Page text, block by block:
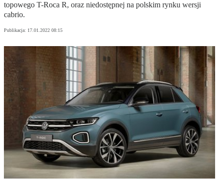
topowego T-Roca R, oraz niedostępnej na polskim rynku wersji
cabrio.
Publikacja: 17.01.2022 08:15